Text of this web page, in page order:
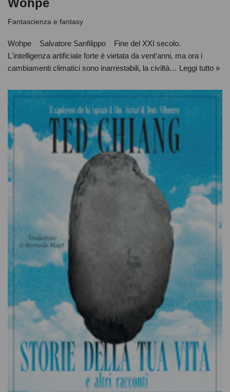
Wohpe
Fantascienza e fantasy
Wohpe Salvatore Sanfilippo Fine del XXI secolo.
L'intelligenza artificiale forte è vietata da vent'anni, ma ora i
cambiamenti climatici sono inarrestabili, la civiltà… Leggi tutto »